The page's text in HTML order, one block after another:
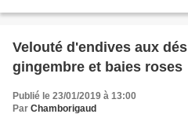
Velouté d'endives aux
gingembre et baies roses
Publié le 23/01/2019 à 13:00
Par Chamborigaud